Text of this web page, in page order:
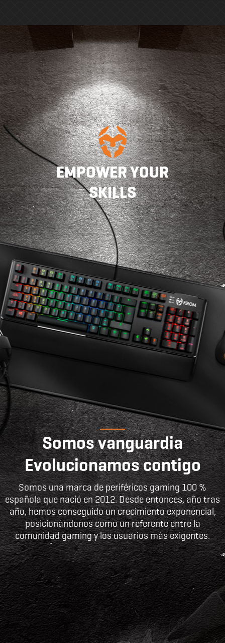
EMPOWER YOUR
SKILLS
Somos vanguardia
Evolucionamos contigo
Somos una marca de periféricos gaming 100 %
española que nació en 2012. Desde entonces, año tras
año, hemos conseguido un crecimiento exponencial,
posicionándonos como un referente entre la
comunidad gaming y los usuarios más exigentes.